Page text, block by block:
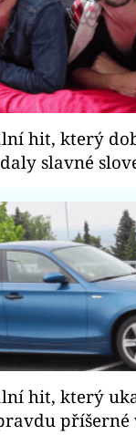
hit, který
slavné
hit, který
příšerné